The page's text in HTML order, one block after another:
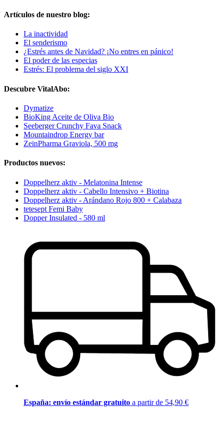
Artículos de nuestro blog:
La inactividad
El senderismo
¿Estrés antes de Navidad? ¡No entres en pánico!
El poder de las especias
Estrés: El problema del siglo XXI
Descubre VitalAbo:
Dymatize
BioKing Aceite de Oliva Bio
Seeberger Crunchy Fava Snack
Mountaindrop Energy bar
ZeinPharma Graviola, 500 mg
Productos nuevos:
Doppelherz aktiv - Melatonina Intense
Doppelherz aktiv - Cabello Intensivo + Biotina
Doppelherz aktiv - Arándano Rojo 800 + Calabaza
tetesept Femi Baby
Dopper Insulated - 580 ml
España: envío estándar gratuito a partir de 54,90 €